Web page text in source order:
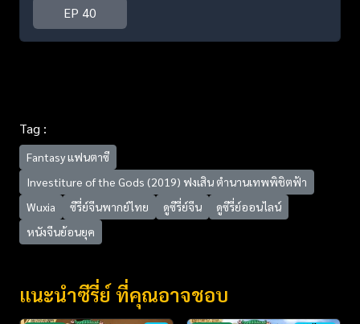
EP 40
Tag :
Fantasy แฟนตาซี
Investiture of the Gods (2019) ฟงเสิน ตำนานเทพพิชิตฟ้า
Wuxia
ซีรี่ย์จีนพากย์ไทย ดูซีรี่ย์จีน
ดูซีรี่ย์ออนไลน์
หนังจีนย้อนยุค
แนะนำซีรี่ย์ ที่คุณอาจชอบ